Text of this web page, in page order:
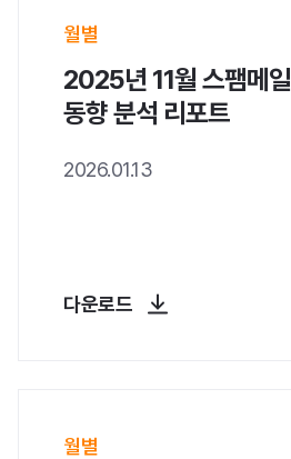
월별
2025년 11월 스팸메일
동향 분석 리포트
2026.01.13
다운로드
월별